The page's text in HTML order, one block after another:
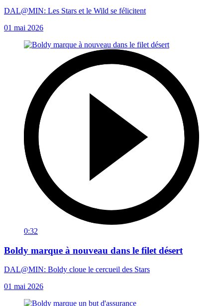
DAL@MIN: Les Stars et le Wild se félicitent
01 mai 2026
0:32
Boldy marque à nouveau dans le filet désert
DAL@MIN: Boldy cloue le cercueil des Stars
01 mai 2026